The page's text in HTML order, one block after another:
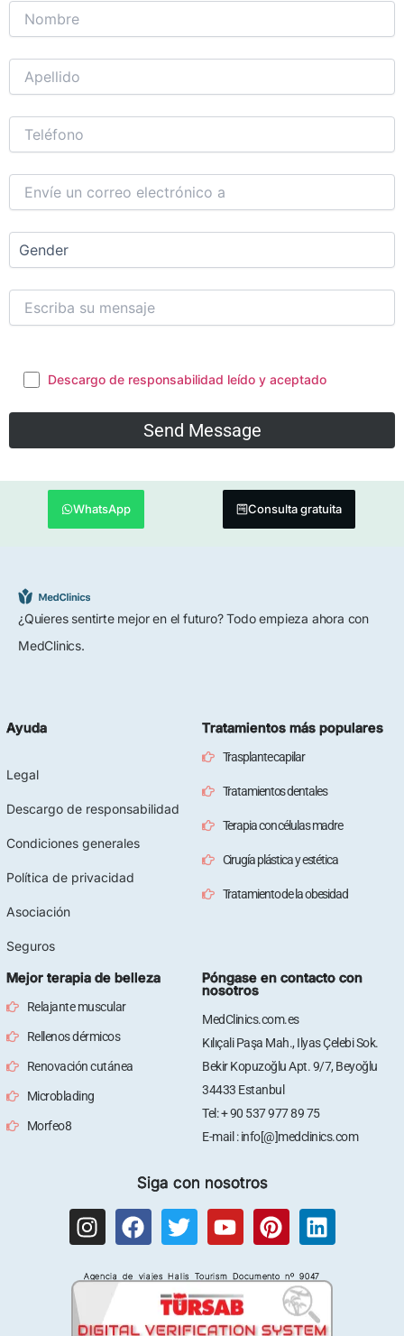
Descargo de responsabilidad leído y aceptado
WhatsApp Consulta gratuita
¿Quieres sentirte mejor en el futuro? Todo empieza ahora con
MedClinics.
Ayuda
Legal
Descargo de responsabilidad
Condiciones generales
Política de privacidad
Asociación
Seguros
Tratamientos más populares
Trasplante capilar
Tratamientos dentales
Terapia con células madre
Cirugía plástica y estética
Tratamiento de la obesidad
Mejor terapia de belleza
Relajante muscular
Rellenos dérmicos
Renovación cutánea
Microblading
Morfeo8
Póngase en contacto con
nosotros
MedClinics.com.es
Kılıçali Paşa Mah., Ilyas Çelebi Sok.
Bekir Kopuzoğlu Apt. 9/7, Beyoğlu
34433 Estanbul
Tel: + 90 537 977 89 75
E-mail : info[@]medclinics.com
Siga con nosotros
I
n
t
F
a
e
T
w
t
t
Y
o
t
u
P
i
t
e
L
i
k
e
Agencia de viajes Halis Tourism Documento nº 9047